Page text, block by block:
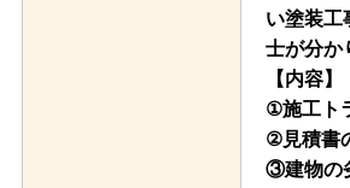
い塗装工
士が分か
【内容】
①施工ト
②見積書
③建物の